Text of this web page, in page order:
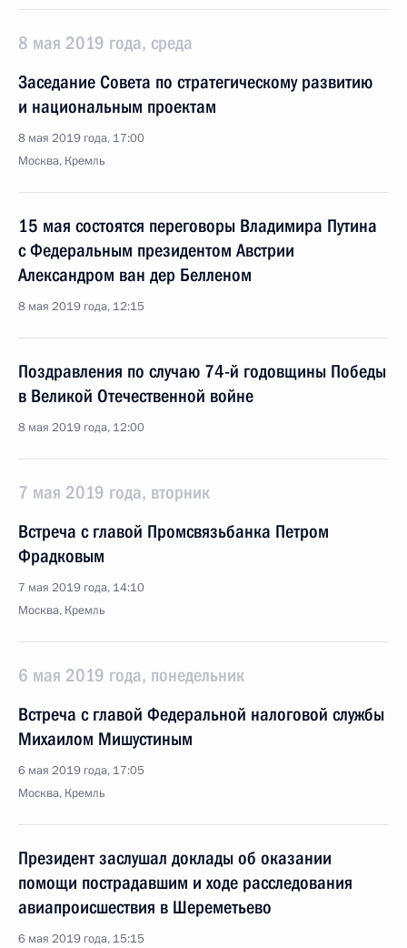
8 мая 2019 года, среда
Заседание Совета по стратегическому развитию
и национальным проектам
8 мая 2019 года, 17:00
Москва, Кремль
15 мая состоятся переговоры Владимира Путина
с Федеральным президентом Австрии
Александром ван дер Белленом
8 мая 2019 года, 12:15
Поздравления по случаю 74-й годовщины Победы
в Великой Отечественной войне
8 мая 2019 года, 12:00
7 мая 2019 года, вторник
Встреча с главой Промсвязьбанка Петром
Фрадковым
7 мая 2019 года, 14:10
Москва, Кремль
6 мая 2019 года, понедельник
Встреча с главой Федеральной налоговой службы
Михаилом Мишустиным
6 мая 2019 года, 17:05
Москва, Кремль
Президент заслушал доклады об оказании
помощи пострадавшим и ходе расследования
авиапроисшествия в Шереметьево
6 мая 2019 года, 15:15